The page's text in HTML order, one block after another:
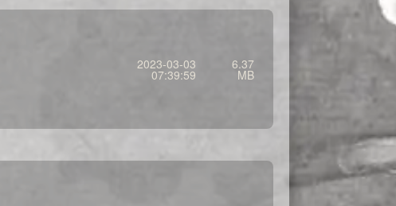
2023-03-03
07:39:59
6.37
MB